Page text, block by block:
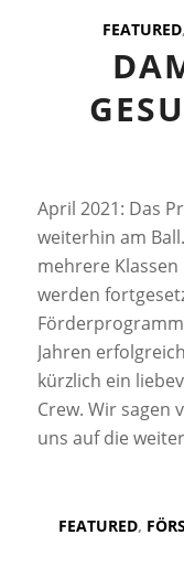
FEATURED,
April 2021: Das
weiterhin am
mehrere
werden
Jahren
kürzlich ein
Crew. Wir sagen
uns auf die
FEATURED,